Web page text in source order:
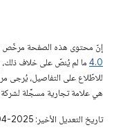
إنّ محتوى هذه الصفحة
4.0‏ ما لم يُنصّ على خلاف
للاطّلاع على التفاصيل، يُرجى
هي علامة تجارية مسجَّلة لشركة Oracle و/أو شركائها التابعين.
تاريخ التعديل الأخير: 2025-04-02 (حسب التوقيت العالمي المتفَّق عليه)